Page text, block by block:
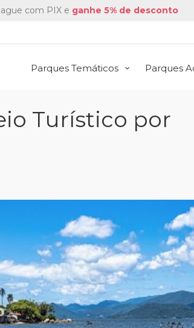
com PIX e ganhe 5% de desconto
Parques Temáticos Parques
Turístico por